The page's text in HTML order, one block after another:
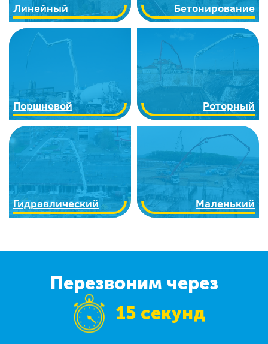
Линейный Бетонирование
Поршневой Роторный
Гидравлический Маленький
Перезвоним через
15 секунд